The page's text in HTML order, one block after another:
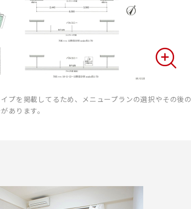
プを掲載してるため、メニュープランの選択やその後の
あります。